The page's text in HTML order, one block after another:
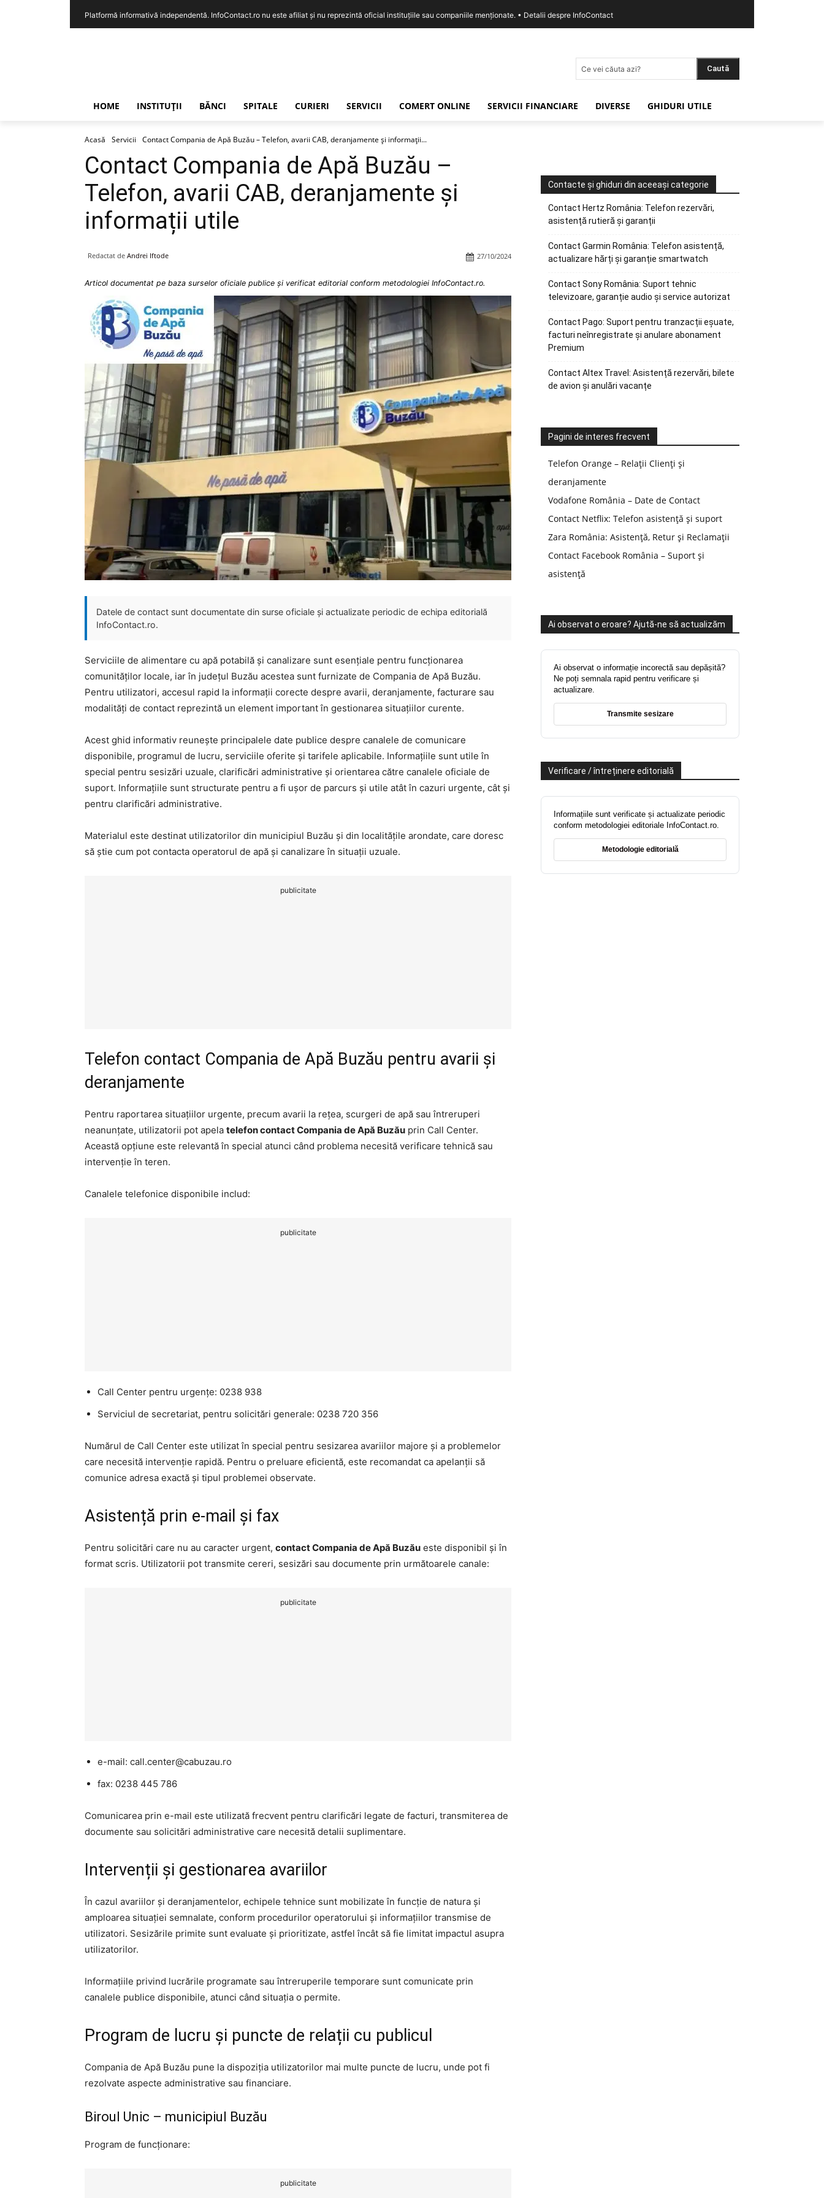
Platformă informativă independentă. InfoContact.ro nu este afiliat și nu reprezintă oficial instituțiile sau companiile menționate. • Detalii despre InfoContact
Ce vei căuta azi? Caută
HOME INSTITUȚII BĂNCI SPITALE CURIERI SERVICII COMERT ONLINE SERVICII FINANCIARE DIVERSE GHIDURI UTILE
Acasă Servicii Contact Compania de Apă Buzău – Telefon, avarii CAB, deranjamente și informații...
Contact Compania de Apă Buzău –
Telefon, avarii CAB, deranjamente și
informații utile
Redactat de Andrei Iftode 27/10/2024
Articol documentat pe baza surselor oficiale publice și verificat editorial conform metodologiei InfoContact.ro.
Datele de contact sunt documentate din surse oficiale și actualizate periodic de echipa editorială
InfoContact.ro.
Serviciile de alimentare cu apă potabilă și canalizare sunt esențiale pentru funcționarea
comunităților locale, iar în județul Buzău acestea sunt furnizate de Compania de Apă Buzău.
Pentru utilizatori, accesul rapid la informații corecte despre avarii, deranjamente, facturare sau
modalități de contact reprezintă un element important în gestionarea situațiilor curente.
Acest ghid informativ reunește principalele date publice despre canalele de comunicare
disponibile, programul de lucru, serviciile oferite și tarifele aplicabile. Informațiile sunt utile în
special pentru sesizări uzuale, clarificări administrative și orientarea către canalele oficiale de
suport. Informațiile sunt structurate pentru a fi ușor de parcurs și utile atât în cazuri urgente, cât și
pentru clarificări administrative.
Materialul este destinat utilizatorilor din municipiul Buzău și din localitățile arondate, care doresc
să știe cum pot contacta operatorul de apă și canalizare în situații uzuale.
publicitate
Telefon contact Compania de Apă Buzău pentru avarii și
deranjamente
Pentru raportarea situațiilor urgente, precum avarii la rețea, scurgeri de apă sau întreruperi
neanunțate, utilizatorii pot apela telefon contact Compania de Apă Buzău prin Call Center.
Această opțiune este relevantă în special atunci când problema necesită verificare tehnică sau
intervenție în teren.
Canalele telefonice disponibile includ:
publicitate
Call Center pentru urgențe: 0238 938
Serviciul de secretariat, pentru solicitări generale: 0238 720 356
Numărul de Call Center este utilizat în special pentru sesizarea avariilor majore și a problemelor
care necesită intervenție rapidă. Pentru o preluare eficientă, este recomandat ca apelanții să
comunice adresa exactă și tipul problemei observate.
Asistență prin e-mail și fax
Pentru solicitări care nu au caracter urgent, contact Compania de Apă Buzău este disponibil și în
format scris. Utilizatorii pot transmite cereri, sesizări sau documente prin următoarele canale:
publicitate
e-mail: call.center@cabuzau.ro
fax: 0238 445 786
Comunicarea prin e-mail este utilizată frecvent pentru clarificări legate de facturi, transmiterea de
documente sau solicitări administrative care necesită detalii suplimentare.
Intervenții și gestionarea avariilor
În cazul avariilor și deranjamentelor, echipele tehnice sunt mobilizate în funcție de natura și
amploarea situației semnalate, conform procedurilor operatorului și informațiilor transmise de
utilizatori. Sesizările primite sunt evaluate și prioritizate, astfel încât să fie limitat impactul asupra
utilizatorilor.
Informațiile privind lucrările programate sau întreruperile temporare sunt comunicate prin
canalele publice disponibile, atunci când situația o permite.
Program de lucru și puncte de relații cu publicul
Compania de Apă Buzău pune la dispoziția utilizatorilor mai multe puncte de lucru, unde pot fi
rezolvate aspecte administrative sau financiare.
Biroul Unic – municipiul Buzău
Program de funcționare:
publicitate
Contacte și ghiduri din aceeași categorie
Contact Hertz România: Telefon rezervări,
asistență rutieră și garanții
Contact Garmin România: Telefon asistență,
actualizare hărți și garanție smartwatch
Contact Sony România: Suport tehnic
televizoare, garanție audio și service autorizat
Contact Pago: Suport pentru tranzacții eșuate,
facturi neînregistrate și anulare abonament
Premium
Contact Altex Travel: Asistență rezervări, bilete
de avion și anulări vacanțe
Pagini de interes frecvent
Telefon Orange – Relații Clienți și
deranjamente
Vodafone România – Date de Contact
Contact Netflix: Telefon asistență și suport
Zara România: Asistență, Retur și Reclamații
Contact Facebook România – Suport și
asistență
Ai observat o eroare? Ajută-ne să actualizăm
Ai observat o informație incorectă sau depășită?
Ne poți semnala rapid pentru verificare și
actualizare.
Transmite sesizare
Verificare / întreținere editorială
Informațiile sunt verificate și actualizate periodic
conform metodologiei editoriale InfoContact.ro.
Metodologie editorială